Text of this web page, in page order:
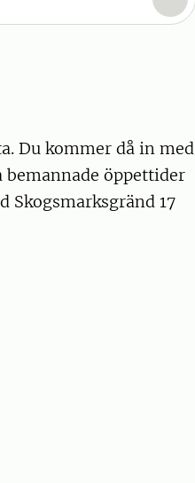
Du kommer då in med
bemannade öppettider
17